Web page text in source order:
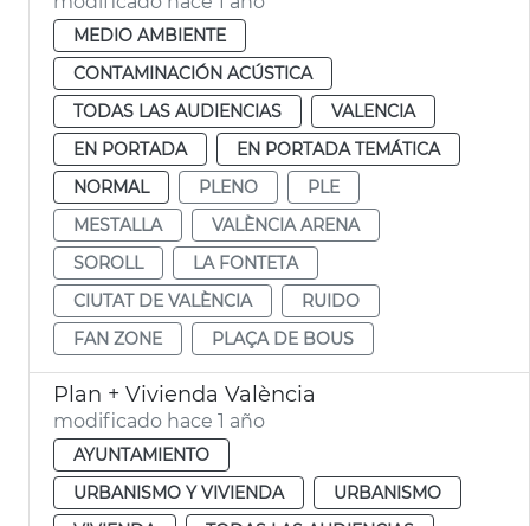
MEDIO AMBIENTE
CONTAMINACIÓN ACÚSTICA
TODAS LAS AUDIENCIAS
VALENCIA
EN PORTADA
EN PORTADA TEMÁTICA
NORMAL
PLENO
PLE
MESTALLA
VALÈNCIA ARENA
SOROLL
LA FONTETA
CIUTAT DE VALÈNCIA
RUIDO
FAN ZONE
PLAÇA DE BOUS
Plan + Vivienda València
modificado hace 1 año
AYUNTAMIENTO
URBANISMO Y VIVIENDA
URBANISMO